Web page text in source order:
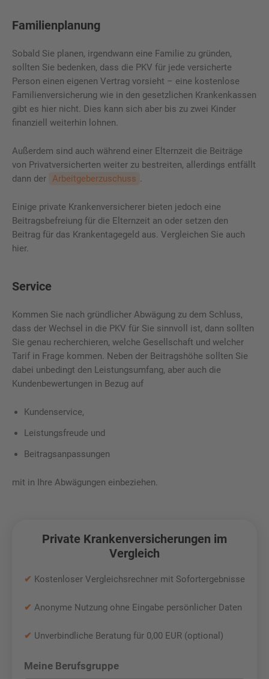
Familienplanung
Sobald Sie planen, irgendwann eine Familie zu gründen,
sollten Sie bedenken, dass die PKV für jede versicherte
Person einen eigenen Vertrag vorsieht – eine kostenlose
Familienversicherung wie in den gesetzlichen Krankenkassen
gibt es hier nicht. Dies kann sich aber bis zu zwei Kinder
finanziell weiterhin lohnen.
Außerdem sind auch während einer Elternzeit die Beiträge
von Privatversicherten weiter zu bestreiten, allerdings entfällt
dann der Arbeitgeberzuschuss .
Einige private Krankenversicherer bieten jedoch eine
Beitragsbefreiung für die Elternzeit an oder setzen den
Beitrag für das Krankentagegeld aus. Vergleichen Sie auch
hier.
Service
Kommen Sie nach gründlicher Abwägung zu dem Schluss,
dass der Wechsel in die PKV für Sie sinnvoll ist, dann sollten
Sie genau recherchieren, welche Gesellschaft und welcher
Tarif in Frage kommen. Neben der Beitragshöhe sollten Sie
dabei unbedingt den Leistungsumfang, aber auch die
Kundenbewertungen in Bezug auf
Kundenservice,
Leistungsfreude und
Beitragsanpassungen
mit in Ihre Abwägungen einbeziehen.
Private Krankenversicherungen im
Vergleich
✔ Kostenloser Vergleichsrechner mit Sofortergebnisse
✔ Anonyme Nutzung ohne Eingabe persönlicher Daten
✔ Unverbindliche Beratung für 0,00 EUR (optional)
Meine Berufsgruppe